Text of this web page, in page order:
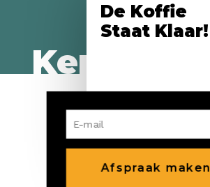
Kennis
Maken?
De Koffie
Staat Klaar!
Afspraak maken